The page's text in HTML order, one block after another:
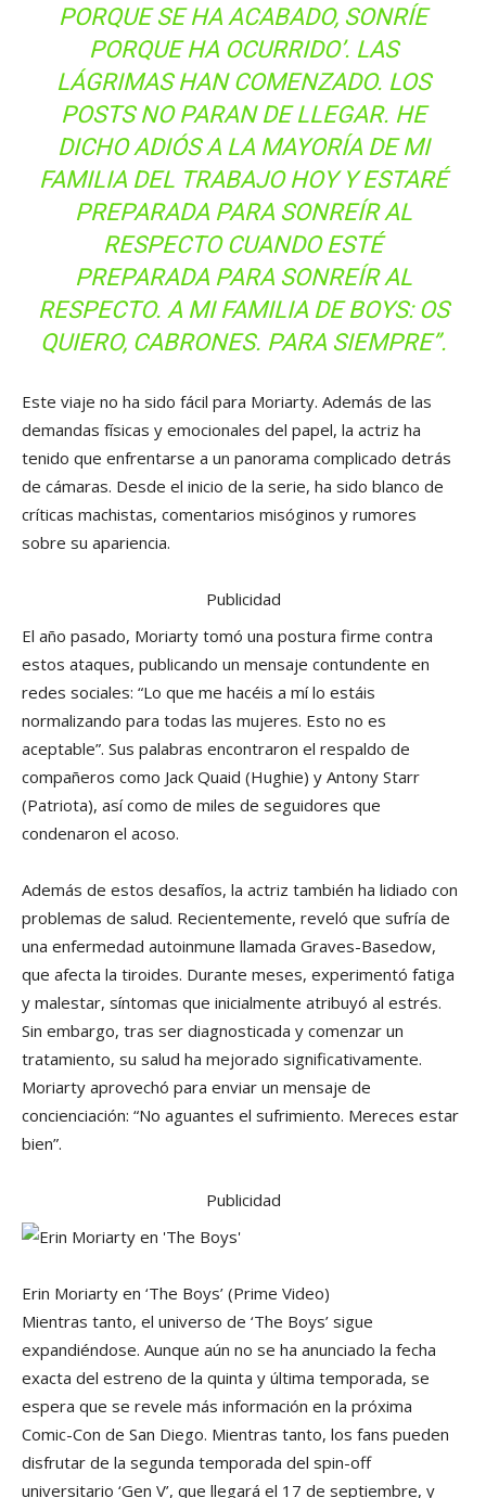
PORQUE SE HA ACABADO, SONRÍE
PORQUE HA OCURRIDO’. LAS
LÁGRIMAS HAN COMENZADO. LOS
POSTS NO PARAN DE LLEGAR. HE
DICHO ADIÓS A LA MAYORÍA DE MI
FAMILIA DEL TRABAJO HOY Y ESTARÉ
PREPARADA PARA SONREÍR AL
RESPECTO CUANDO ESTÉ
PREPARADA PARA SONREÍR AL
RESPECTO. A MI FAMILIA DE BOYS: OS
QUIERO, CABRONES. PARA SIEMPRE”.
Este viaje no ha sido fácil para Moriarty. Además de las
demandas físicas y emocionales del papel, la actriz ha
tenido que enfrentarse a un panorama complicado detrás
de cámaras. Desde el inicio de la serie, ha sido blanco de
críticas machistas, comentarios misóginos y rumores
sobre su apariencia.
Publicidad
El año pasado, Moriarty tomó una postura firme contra
estos ataques, publicando un mensaje contundente en
redes sociales: “Lo que me hacéis a mí lo estáis
normalizando para todas las mujeres. Esto no es
aceptable”. Sus palabras encontraron el respaldo de
compañeros como Jack Quaid (Hughie) y Antony Starr
(Patriota), así como de miles de seguidores que
condenaron el acoso.
Además de estos desafíos, la actriz también ha lidiado con
problemas de salud. Recientemente, reveló que sufría de
una enfermedad autoinmune llamada Graves-Basedow,
que afecta la tiroides. Durante meses, experimentó fatiga
y malestar, síntomas que inicialmente atribuyó al estrés.
Sin embargo, tras ser diagnosticada y comenzar un
tratamiento, su salud ha mejorado significativamente.
Moriarty aprovechó para enviar un mensaje de
concienciación: “No aguantes el sufrimiento. Mereces estar
bien”.
Publicidad
Erin Moriarty en ‘The Boys’ (Prime Video)
Mientras tanto, el universo de ‘The Boys’ sigue
expandiéndose. Aunque aún no se ha anunciado la fecha
exacta del estreno de la quinta y última temporada, se
espera que se revele más información en la próxima
Comic-Con de San Diego. Mientras tanto, los fans pueden
disfrutar de la segunda temporada del spin-off
universitario ‘Gen V’, que llegará el 17 de septiembre, y